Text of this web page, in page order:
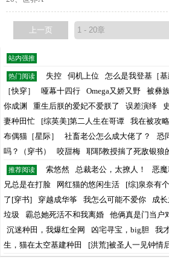
上一页
站内强推
热门阅读 失控 伺机上位 怎么是我登基［基
［快穿］
哑幕十四行 Omega又娇又野 被彝
你成渊
重生后朕的爱妃不爱朕了 误差演绎
妻种田忙
[综英美]第二人生在哥谭 我在被攻
布偶猫［星际］
社畜老公怎么成大佬了？
恐
吗？（穿书）
咬甜梅 耶耶教授揣了死敌银狼
推荐阅读 索悠然 总裁老公，太撩人！ 恶
兄总是在打脸
网红猫的悠闲生活 [综]泉奈有
了[穿书]
穿越成华筝 我怎么可能不爱你 成
垃圾
霸总她死活不和我离婚 他俩真是门当户
沉迷种田，我爆红全网
凶宅寻宝，big胆 我
生，猫在太空基建种田
[洪荒]被圣人一见钟情